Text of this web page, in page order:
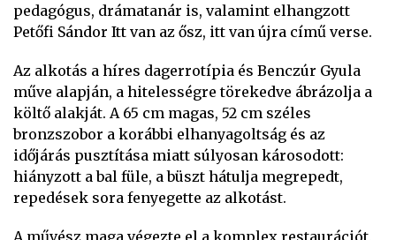
pedagógus, drámatanár is, valamint elhangzott
Petőfi Sándor Itt van az ősz, itt van újra című verse.
Az alkotás a híres dagerrotípia és Benczúr Gyula
műve alapján, a hitelességre törekedve ábrázolja a
költő alakját. A 65 cm magas, 52 cm széles
bronzszobor a korábbi elhanyagoltság és az
időjárás pusztítása miatt súlyosan károsodott:
hiányzott a bal füle, a büszt hátulja megrepedt,
repedések sora fenyegette az alkotást.
A művész maga végezte el a komplex restaurációt,